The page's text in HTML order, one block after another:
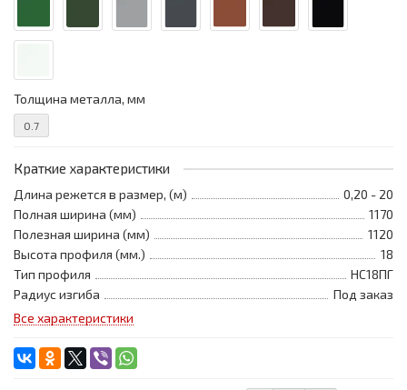
Толщина металла, мм
0.7
Краткие характеристики
Длина режется в размер, (м)
0,20 - 20
Полная ширина (мм)
1170
Полезная ширина (мм)
1120
Высота профиля (мм.)
18
Тип профиля
НС18ПГ
Радиус изгиба
Под заказ
Все характеристики